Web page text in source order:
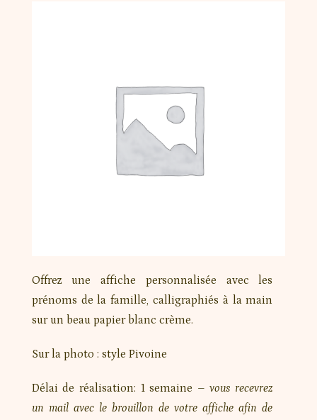
Offrez une affiche personnalisée avec les
prénoms de la famille, calligraphiés à la main
sur un beau papier blanc crème.
Sur la photo : style Pivoine
Délai de réalisation: 1 semaine – vous recevrez
un mail avec le brouillon de votre affiche afin de